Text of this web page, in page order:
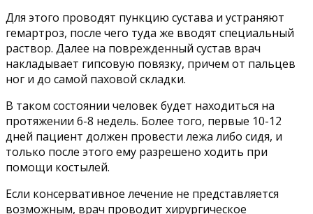
Для этого проводят пункцию сустава и устраняют
гемартроз, после чего туда же вводят специальный
раствор. Далее на поврежденный сустав врач
накладывает гипсовую повязку, причем от пальцев
ног и до самой паховой складки.
В таком состоянии человек будет находиться на
протяжении 6-8 недель. Более того, первые 10-12
дней пациент должен провести лежа либо сидя, и
только после этого ему разрешено ходить при
помощи костылей.
Если консервативное лечение не представляется
возможным, врач проводит хирургическое